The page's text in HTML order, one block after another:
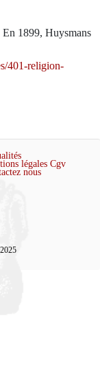
1899, Huysmans
401-religion-
légales Cgv
nous